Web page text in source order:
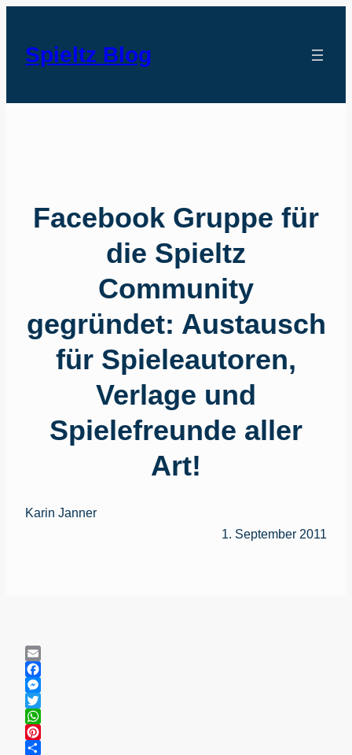
Spieltz Blog
Facebook Gruppe für
die Spieltz
Community
gegründet: Austausch
für Spieleautoren,
Verlage und
Spielefreunde aller
Art!
Karin Janner
1. September 2011
Email
Facebook
Messenger
Twitter
WhatsApp
Pinterest